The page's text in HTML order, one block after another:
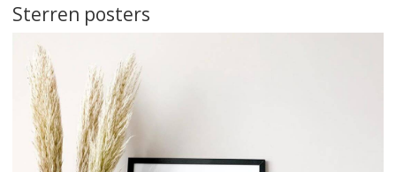
Sterren posters